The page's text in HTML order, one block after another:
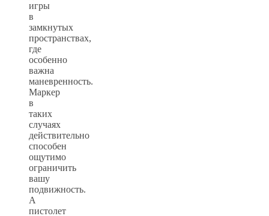
игры
в
замкнутых
пространствах,
где
особенно
важна
маневренность.
Маркер
в
таких
случаях
действительно
способен
ощутимо
ограничить
вашу
подвижность.
А
пистолет